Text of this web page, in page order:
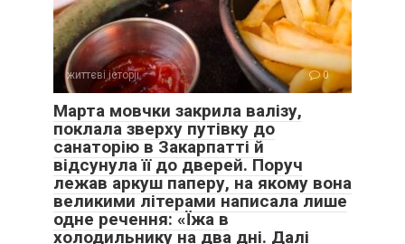
життєві історії 0
Марта мовчки закрила валізу,
поклала зверху путівку до
санаторію в Закарпатті й
відсунула її до дверей. Поруч
лежав аркуш паперу, на якому вона
великими літерами написала лише
одне речення: «Їжа в
холодильнику на два дні. Далі